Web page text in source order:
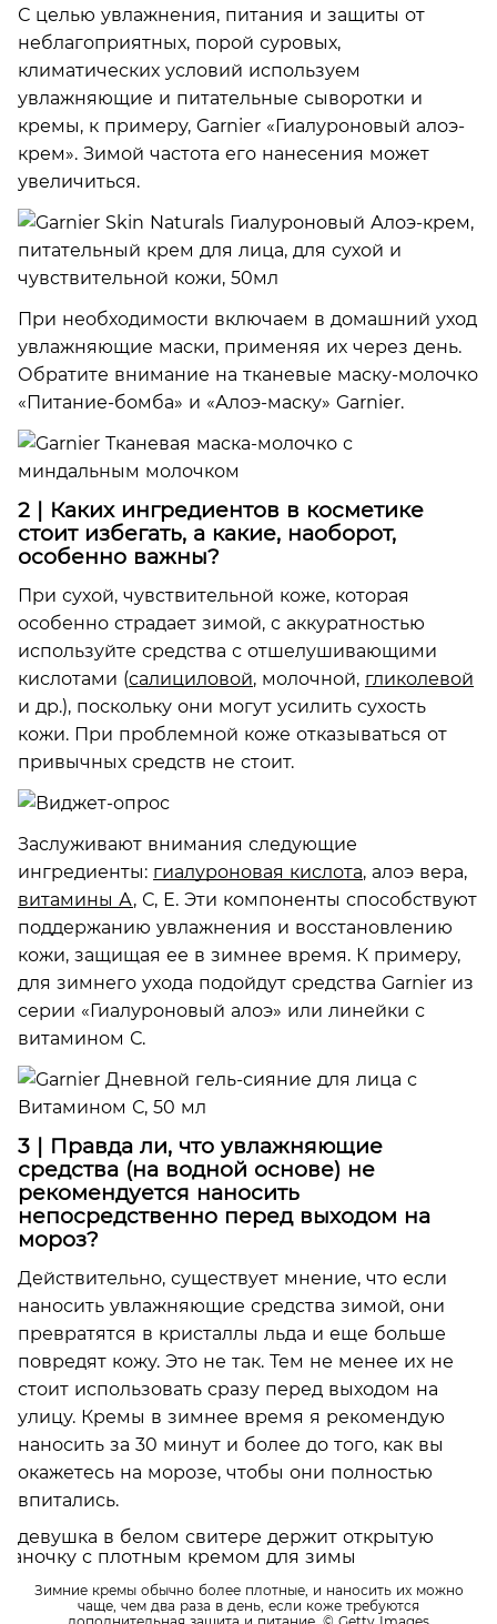
С целью увлажнения, питания и защиты от
неблагоприятных, порой суровых,
климатических условий используем
увлажняющие и питательные сыворотки и
кремы, к примеру, Garnier «Гиалуроновый алоэ-
крем». Зимой частота его нанесения может
увеличиться.
При необходимости включаем в домашний уход
увлажняющие маски, применяя их через день.
Обратите внимание на тканевые маску-молочко
«Питание-бомба» и «Алоэ-маску» Garnier.
2 | Каких ингредиентов в косметике
стоит избегать, а какие, наоборот,
особенно важны?
При сухой, чувствительной коже, которая
особенно страдает зимой, с аккуратностью
используйте средства с отшелушивающими
кислотами (салициловой, молочной, гликолевой
и др.), поскольку они могут усилить сухость
кожи. При проблемной коже отказываться от
привычных средств не стоит.
Заслуживают внимания следующие
ингредиенты: гиалуроновая кислота, алоэ вера,
витамины А, С, Е. Эти компоненты способствуют
поддержанию увлажнения и восстановлению
кожи, защищая ее в зимнее время. К примеру,
для зимнего ухода подойдут средства Garnier из
серии «Гиалуроновый алоэ» или линейки с
витамином С.
3 | Правда ли, что увлажняющие
средства (на водной основе) не
рекомендуется наносить
непосредственно перед выходом на
мороз?
Действительно, существует мнение, что если
наносить увлажняющие средства зимой, они
превратятся в кристаллы льда и еще больше
повредят кожу. Это не так. Тем не менее их не
стоит использовать сразу перед выходом на
улицу. Кремы в зимнее время я рекомендую
наносить за 30 минут и более до того, как вы
окажетесь на морозе, чтобы они полностью
впитались.
Зимние кремы обычно более плотные, и наносить их можно
чаще, чем два раза в день, если коже требуются